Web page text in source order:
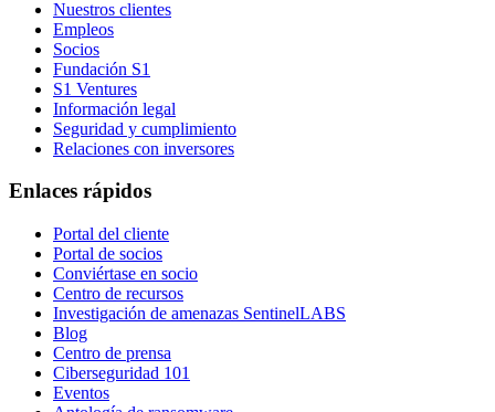
Nuestros clientes
Empleos
Socios
Fundación S1
S1 Ventures
Información legal
Seguridad y cumplimiento
Relaciones con inversores
Enlaces rápidos
Portal del cliente
Portal de socios
Conviértase en socio
Centro de recursos
Investigación de amenazas SentinelLABS
Blog
Centro de prensa
Ciberseguridad 101
Eventos